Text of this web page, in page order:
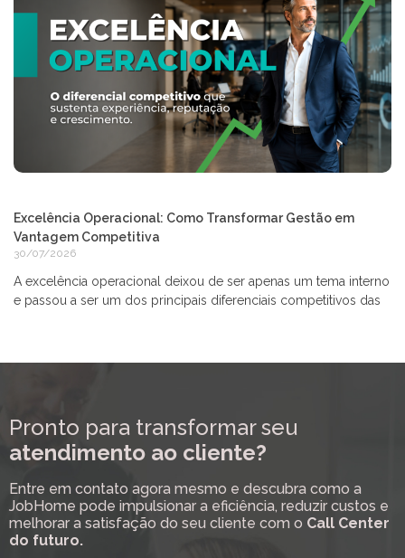
Excelência Operacional: Como Transformar Gestão em
Vantagem Competitiva
30/07/2026
A excelência operacional deixou de ser apenas um tema interno
e passou a ser um dos principais diferenciais competitivos das
Pronto para transformar seu
atendimento ao cliente?
Entre em contato agora mesmo e descubra como a
JobHome pode impulsionar a eficiência, reduzir custos e
melhorar a satisfação do seu cliente com o Call Center
do futuro.